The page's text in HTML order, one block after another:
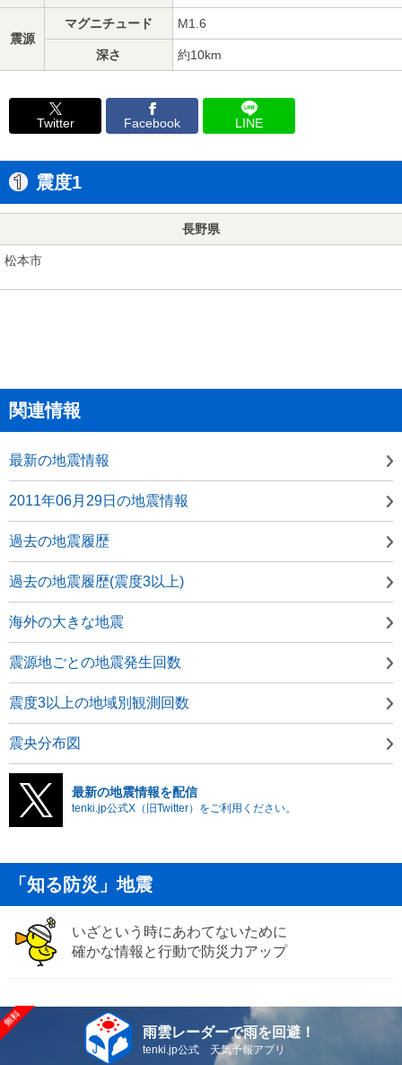
震源
マグニチュード M1.6
深さ 約10km
Twitter Facebook LINE
震度1
長野県
松本市
関連情報
最新の地震情報
2011年06月29日の地震情報
過去の地震履歴
過去の地震履歴(震度3以上)
海外の大きな地震
震源地ごとの地震発生回数
震度3以上の地域別観測回数
震央分布図
最新の地震情報を配信
tenki.jp公式X（旧Twitter）をご利用ください。
「知る防災」地震
いざという時にあわてないために
確かな情報と行動で防災力アップ
雨雲レーダーで雨を回避！
tenki.jp公式 天気予報アプリ